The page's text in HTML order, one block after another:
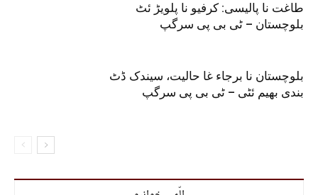
طاغت نا پالیسی: کرفیو نا پلویڑ ئٹ
بلوچستان – ٹی بی پی سرگپ
بلوچستان نا برجاء غا حالیت، سیندک ڈٹ
بندی بھیم ئٹی – ٹی بی پی سرگپ